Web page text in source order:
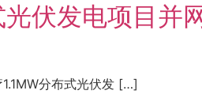
伏发电项目并
分布式光伏发 […]